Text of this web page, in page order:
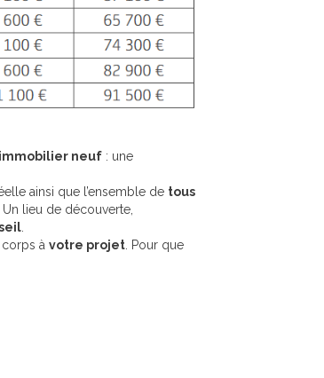
immobilier neuf : une
ainsi que l’ensemble de tous
lieu de découverte,
.
corps à votre projet. Pour que